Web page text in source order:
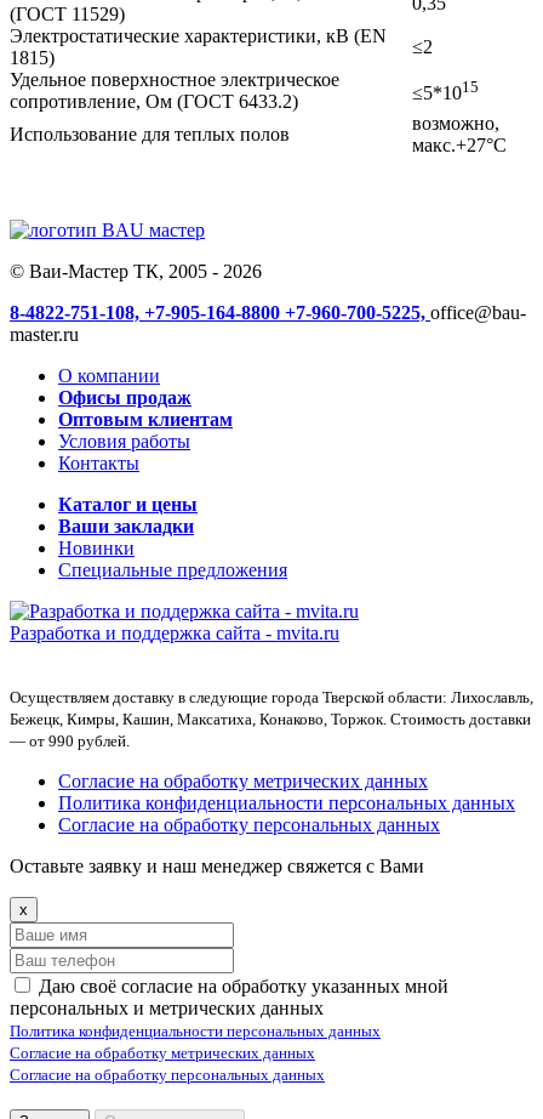
(ГОСТ 11529)
Электростатические характеристики, кВ (EN
1815)
≤2
Удельное поверхностное электрическое
сопротивление, Ом (ГОСТ 6433.2)
≤5*1015
Использование для теплых полов
возможно,
макс.+27°С
© Ваи-Мастер ТК, 2005 - 2026
8-4822-751-108, +7-905-164-8800 +7-960-700-5225, office@bau-
master.ru
О компании
Офисы продаж
Оптовым клиентам
Условия работы
Контакты
Каталог и цены
Ваши закладки
Новинки
Специальные предложения
Разработка и поддержка сайта - mvita.ru
Осуществляем доставку в следующие города Тверской области: Лихославль,
Бежецк, Кимры, Кашин, Максатиха, Конаково, Торжок. Стоимость доставки
— от 990 рублей.
Согласие на обработку метрических данных
Политика конфиденциальности персональных данных
Согласие на обработку персональных данных
Оставьте заявку и наш менеджер свяжется с Вами
x
Даю своё согласие на обработку указанных мной
персональных и метрических данных
Политика конфиденциальности персональных данных
Согласие на обработку метрических данных
Согласие на обработку персональных данных